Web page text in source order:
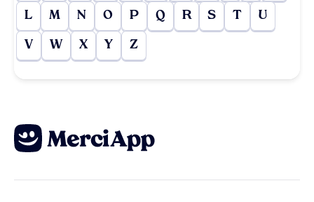
L M N O P Q R S T U
V W X Y Z